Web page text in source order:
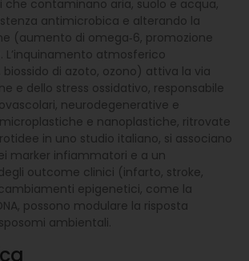
che contaminano aria, suolo e acqua,
antimicrobica e alterando la
(aumento di omega‑6, promozione
L’inquinamento atmosferico
di azoto, ozono) attiva la via
e dello stress ossidativo, responsabile
neurodegenerative e
e nanoplastiche, ritrovate
in uno studio italiano, si associano
marker infiammatori e a un
outcome clinici (infarto, stroke,
epigenetici, come la
possono modulare la risposta
ambientali.